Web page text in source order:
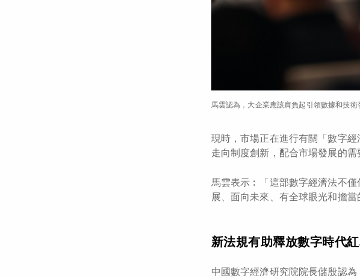
馬雲認為，大企業應該肩負起引領數據和技術
現時，市場正在進行有關「數字
走向制度創新，配合市場發展的需
馬雲表示︰「這部數字經濟法不
展、面向未來、有全球眼光和擔
新法規有助釋放數字時代紅
中國數字經濟研究院院長儲殷認